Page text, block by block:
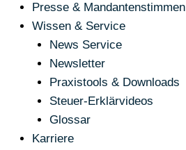
Presse & Mandantenstimmen
Wissen & Service
News Service
Newsletter
Praxistools & Downloads
Steuer-Erklärvideos
Glossar
Karriere